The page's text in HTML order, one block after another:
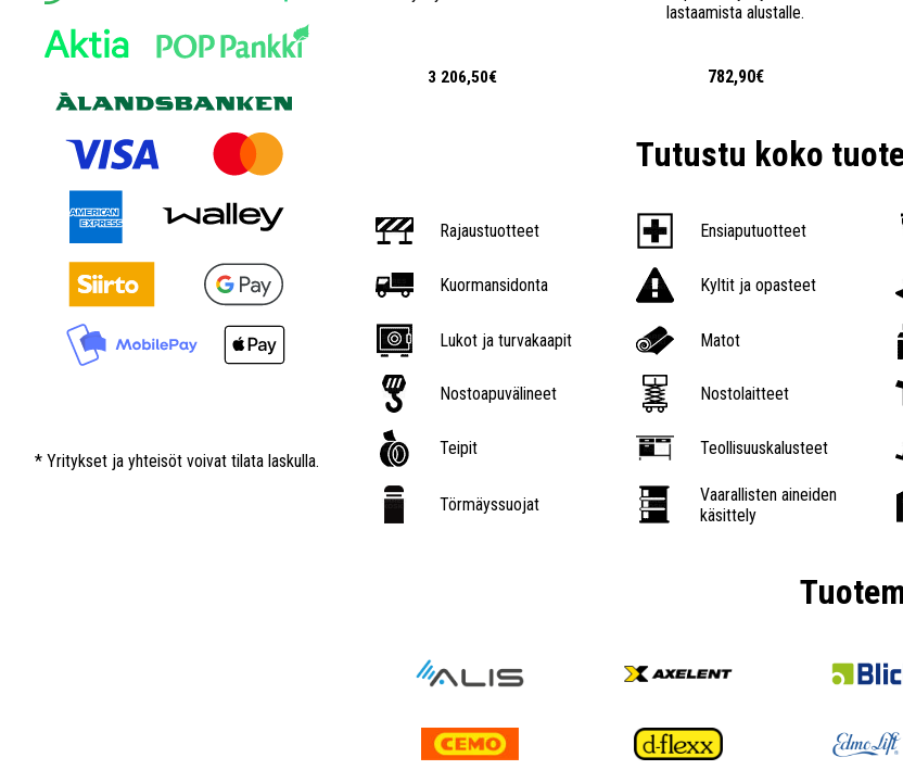
* Yritykset ja yhteisöt voivat tilata laskulla.
3 206,50€
lastaamista alustalle.
782,90€
Tutustu koko
Rajaustuotteet Ensiaputuotteet
Kuormansidonta Kyltit ja opasteet
Lukot ja turvakaapit Matot
Nostoapuvälineet Nostolaitteet
Teipit Teollisuuskalusteet
Törmäyssuojat
Vaarallisten aineiden
käsittely